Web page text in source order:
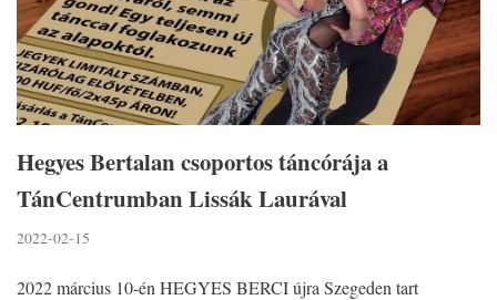
Hegyes Bertalan csoportos táncórája a
TánCentrumban Lissák Laurával
2022-02-15
2022 március 10-én HEGYES BERCI újra Szegeden tart